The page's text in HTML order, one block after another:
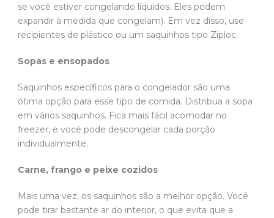
se você estiver congelando líquidos. Eles podem
expandir à medida que congelam). Em vez disso, use
recipientes de plástico ou um saquinhos tipo Ziploc.
Sopas e ensopados
Saquinhos específicos para o congelador são uma
ótima opção para esse tipo de comida. Distribua a sopa
em vários saquinhos. Fica mais fácil acomodar no
freezer, e você pode descongelar cada porção
individualmente.
Carne, frango e peixe cozidos
Mais uma vez, os saquinhos são a melhor opção. Você
pode tirar bastante ar do interior, o que evita que a